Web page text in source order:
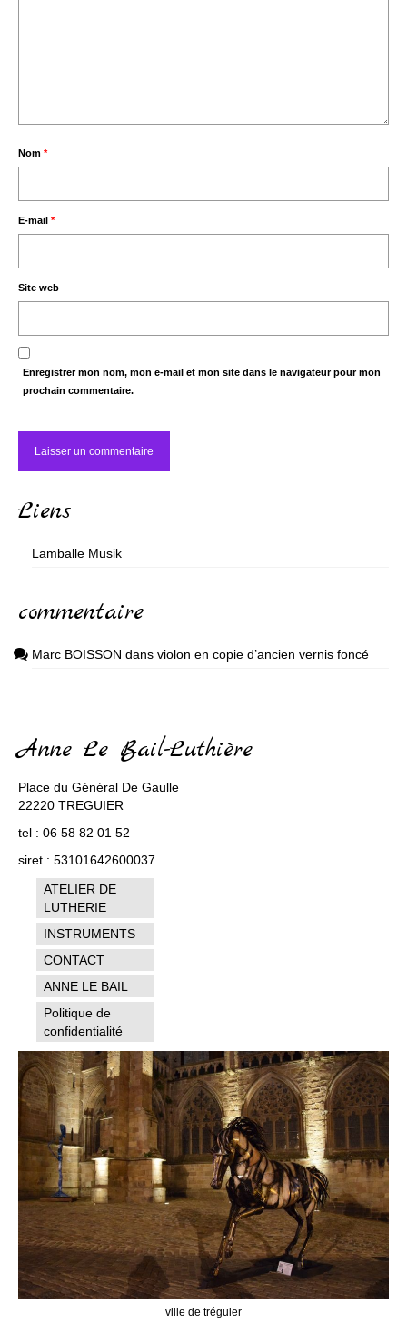
Nom *
E-mail *
Site web
Enregistrer mon nom, mon e-mail et mon site dans le navigateur pour mon
prochain commentaire.
Liens
Lamballe Musik
commentaire
Marc BOISSON dans violon en copie d’ancien vernis foncé
Anne Le Bail-Luthière
Place du Général De Gaulle
22220 TREGUIER
tel : 06 58 82 01 52
siret : 53101642600037
ATELIER DE
LUTHERIE
INSTRUMENTS
CONTACT
ANNE LE BAIL
Politique de
confidentialité
ville de tréguier